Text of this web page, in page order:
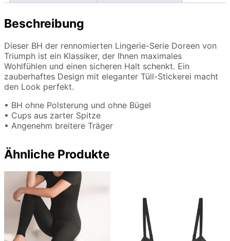
Beschreibung
Dieser BH der rennomierten Lingerie-Serie Doreen von
Triumph ist ein Klassiker, der Ihnen maximales
Wohlfühlen und einen sicheren Halt schenkt. Ein
zauberhaftes Design mit eleganter Tüll-Stickerei macht
den Look perfekt.
• BH ohne Polsterung und ohne Bügel
• Cups aus zarter Spitze
• Angenehm breitere Träger
Ähnliche Produkte